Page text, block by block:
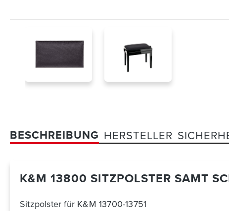
BESCHREIBUNG HERSTELLER
K&M 13800 SITZPOLSTER SAMT
Sitzpolster für K&M 13700-13751